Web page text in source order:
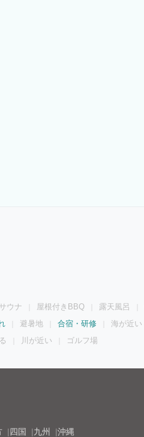
サウナ 屋根付きBBQ 露天風呂
避暑地 合宿・研修 海が近い
川が近い ゴルフ場
四国 九州
沖縄